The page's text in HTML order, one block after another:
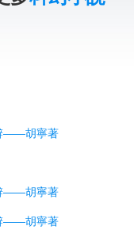
——胡寧著
——胡寧著
——胡寧著